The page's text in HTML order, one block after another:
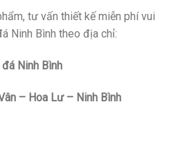
tư vấn thiết kế miễn phí vui
Ninh Bình theo địa chỉ:
Ninh Bình
– Hoa Lư – Ninh Bình